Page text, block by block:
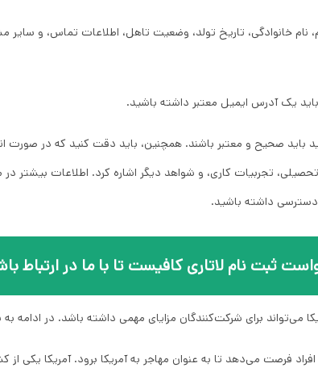
نام خانوادگی، تاریخ تولد، وضعیت تاهل، اطلاعات تماس، و
باید صحیح و معتبر باشند. همچنین، باید دقت کنید که در
تحصیلی، تجربیات کاری، و شواهد دیگر اشاره کرد. اطلاعات
دسترسی داشته باشید.
ثبت نام لاتاری کافیست تا با ما در ارتباط
می‌تواند برای شرکت‌کنندگان مزایای مهمی داشته باشد. در ادامه به
فرصت می‌دهد تا به عنوان مهاجر به آمریکا برود. آمریکا یکی از